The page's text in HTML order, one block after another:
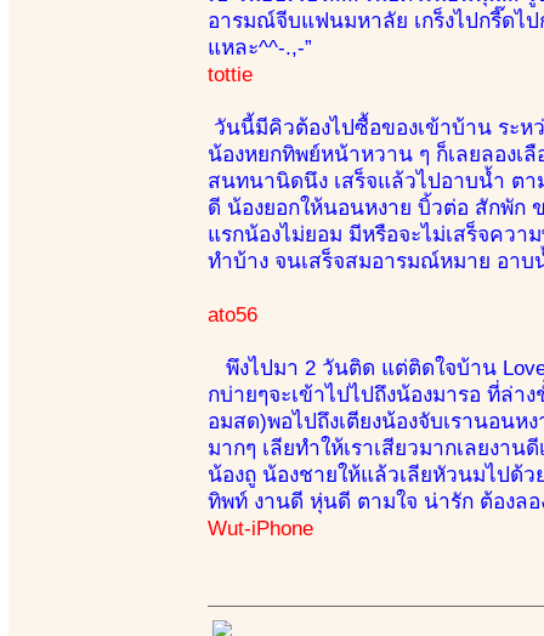
อารมณ์จีบแฟนมหาลัย เกร็งไปกรี๊ดไ
แหละ^^-.,-”
tottie
วันนี้มีคิวต้องไปซื้อของเข้าบ้าน ระห
น้องหยกทิพย์หน้าหวาน ๆ ก็เลยลองเ
สนทนานิดนึง เสร็จแล้วไปอาบน้ำ ต
ดี น้องยอกให้นอนหงาย บิ้วต่อ สักพัก
แรกน้องไม่ยอม มีหรือจะไม่เสร็จคว
ทำบ้าง จนเสร็จสมอารมณ์หมาย อาบ
ato56
พึงไปมา 2 วันติด แต่ติดใจบ้าน
กบ่ายๆจะเข้าไปไปถึงน้องมารอ ที่ล่
อมสด)พอไปถึงเตียงน้องจับเรานอนห
มากๆ เลียทำให้เราเสียวมากเลยงา
น้องถู น้องชายให้แล้วเลียหัวนมไปด้
ทิพท์ งานดี หุ่นดี ตามใจ น่ารัก ต้องลอ
Wut-iPhone